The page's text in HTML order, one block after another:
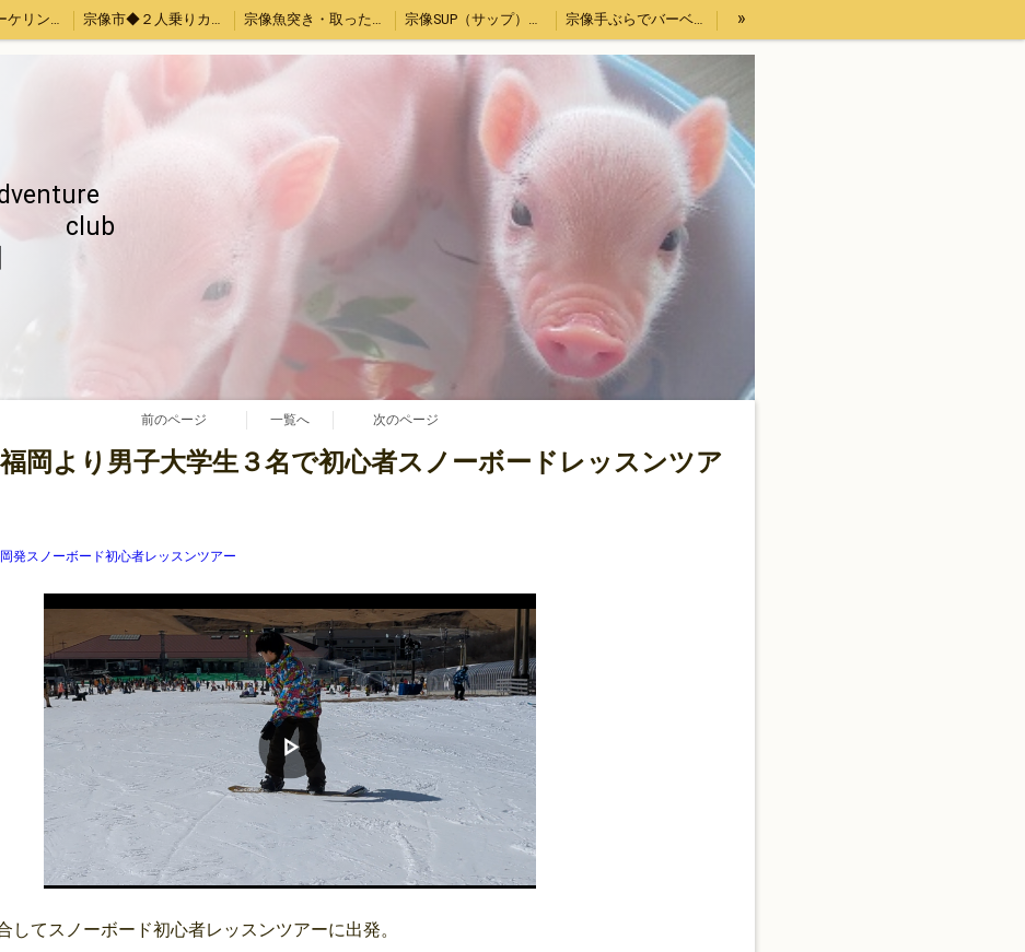
宗像シュノーケリング・カヤック体験 宗像市◆２人乗りカヤックレンタル 宗像魚突き・取ったどー！体験 宗像SUP（サップ）体験 宗像手ぶらでバーベキューセットレンタル４時間
【Piglets cafe】マイクロブタカフェ福岡店 福岡、熊本、大分出発。綺麗でいい波の宮崎へサーフトリップ 【DIPPERS】福岡・大分・初心者大歓迎スノーボードツアー2023熊本・長崎・佐賀もOK
特定商取引法表記 ウッドチップ販売
»
前のページ 一覧へ 次のページ
福岡より男子大学生３名で初心者スノーボードレッスンツア
岡発スノーボード初心者レッスンツアー
してスノーボード初心者レッスンツアーに出発。